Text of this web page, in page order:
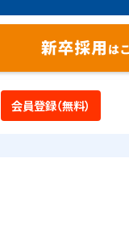
会員登録（無料）